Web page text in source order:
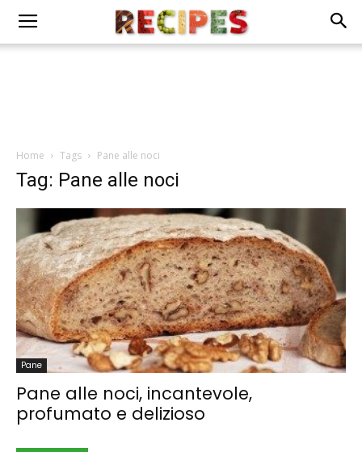
Home Tags Pane alle noci
Tag: Pane alle noci
Pane
Pane alle noci, incantevole,
profumato e delizioso